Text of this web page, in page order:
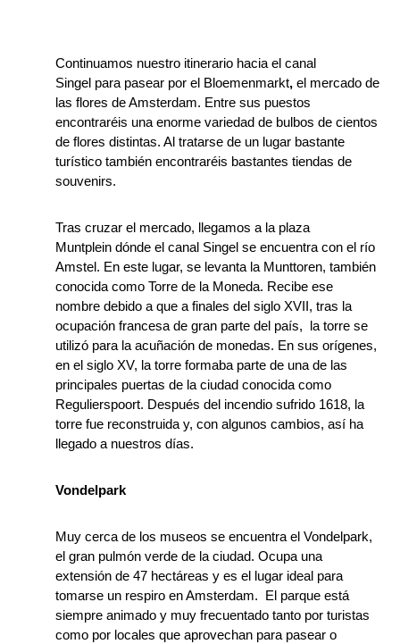
Continuamos nuestro itinerario hacia el canal
Singel para pasear por el Bloemenmarkt,el mercado de
las flores de Amsterdam. Entre sus puestos
encontraréis una enorme variedad de bulbos de cientos
de flores distintas. Al tratarse de un lugar bastante
turístico también encontraréis bastantes tiendas de
souvenirs.
Tras cruzar el mercado, llegamos a la plaza
Muntplein dónde el canal Singel se encuentra con el río
Amstel. En este lugar, se levanta la Munttoren, también
conocida como Torre de la Moneda. Recibe ese
nombre debido a que a finales del siglo XVII, tras la
ocupación francesa de gran parte del país, la torre se
utilizó para la acuñación de monedas. En sus orígenes,
en el siglo XV, la torre formaba parte de una de las
principales puertas de la ciudad conocida como
Regulierspoort. Después del incendio sufrido 1618, la
torre fue reconstruida y, con algunos cambios, así ha
llegado a nuestros días.
Vondelpark
Muy cerca de los museos se encuentra el Vondelpark,
el gran pulmón verde de la ciudad. Ocupa una
extensión de 47 hectáreas y es el lugar ideal para
tomarse un respiro en Amsterdam. El parque está
siempre animado y muy frecuentado tanto por turistas
como por locales que aprovechan para pasear o